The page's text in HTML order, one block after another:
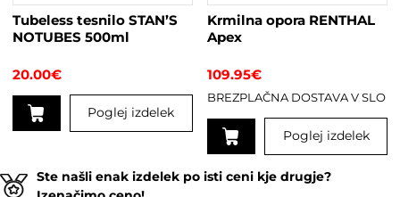
Krmilna opora RENTHAL
Apex
109.95€
BREZPLAČNA DOSTAVA V SLO
Poglej izdelek
izdelek
Tubeless tesnilo STAN’S
NOTUBES 500ml
20.00€
Poglej izdelek
Ste našli enak izdelek po isti ceni kje drugje?